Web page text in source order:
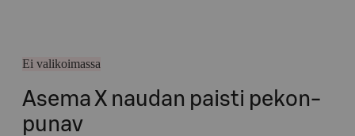
Ei valikoimassa
Asema X naudan paisti pekon-
punav